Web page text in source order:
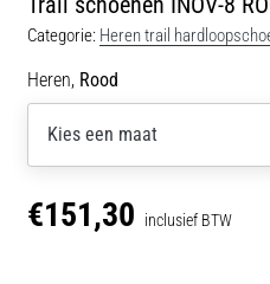
Categorie: Heren trail
Heren, Rood
Kies een maat
€151,30 inclusief BTW